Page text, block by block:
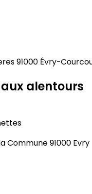
91000 Évry-
aux alentours
Commune 91000 Evry